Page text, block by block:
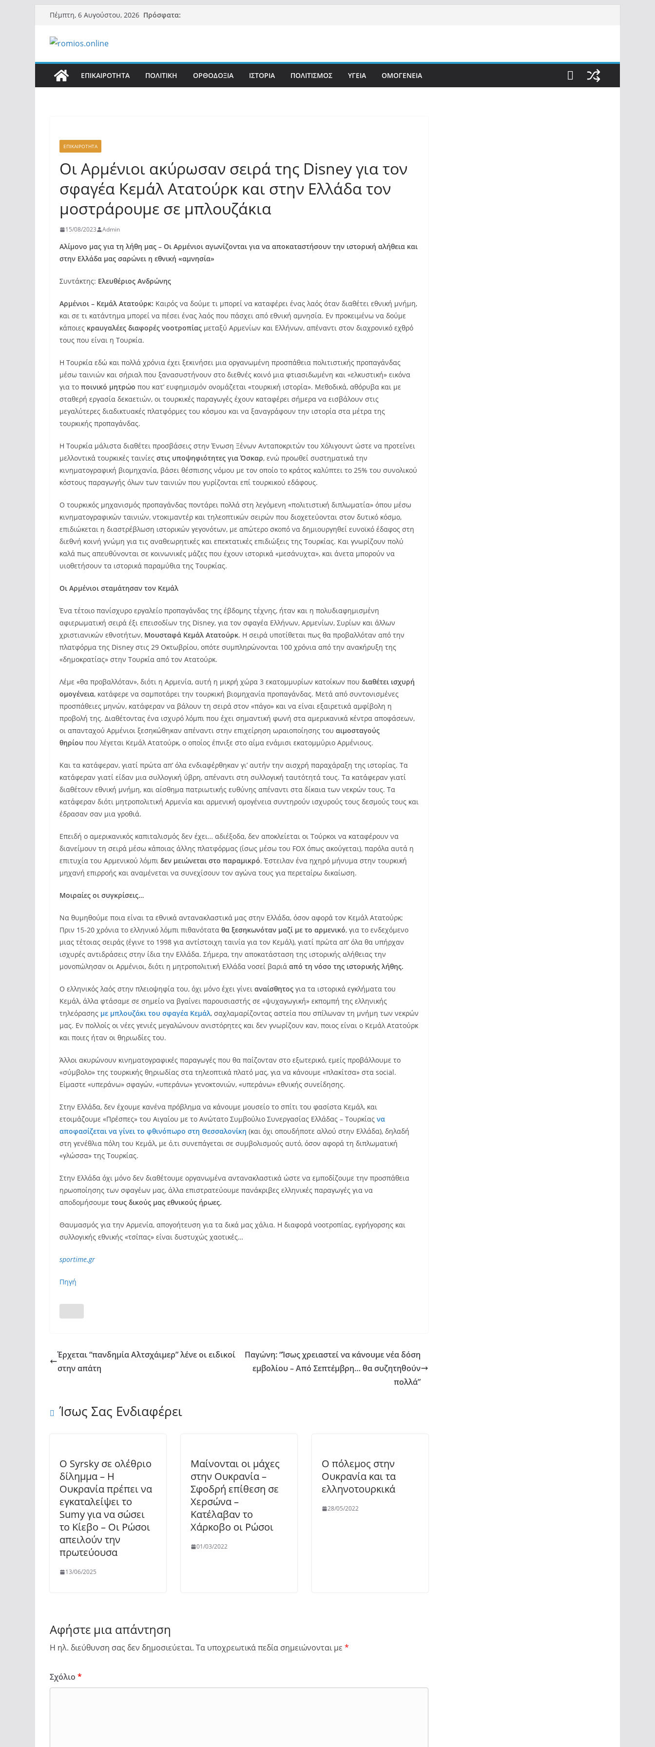
Μετάβαση
περιεχόμενο
Πέμπτη, 6 Αυγούστου, 2026 Πρόσφατα:
ΕΠΙΚΑΙΡΟΤΗΤΑ ΠΟΛΙΤΙΚΗ ΟΡΘΟΔΟΞΙΑ ΙΣΤΟΡΙΑ ΠΟΛΙΤΙΣΜΟΣ ΥΓΕΙΑ ΟΜΟΓΕΝΕΙΑ
ΕΠΙΚΑΙΡΟΤΗΤΑ
Οι Αρμένιοι ακύρωσαν σειρά της Disney για τον
σφαγέα Κεμάλ Ατατούρκ και στην Ελλάδα τον
μοστράρουμε σε μπλουζάκια
15/08/2023 Admin
Αλίμονο μας για τη λήθη μας – Οι Αρμένιοι αγωνίζονται για να αποκαταστήσουν την ιστορική αλήθεια και
στην Ελλάδα μας σαρώνει η εθνική «αμνησία»
Συντάκτης: Ελευθέριος Ανδρώνης
Αρμένιοι – Κεμάλ Ατατούρκ: Καιρός να δούμε τι μπορεί να καταφέρει ένας λαός όταν διαθέτει εθνική μνήμη,
και σε τι κατάντημα μπορεί να πέσει ένας λαός που πάσχει από εθνική αμνησία. Εν προκειμένω να δούμε
κάποιες κραυγαλέες διαφορές νοοτροπίας μεταξύ Αρμενίων και Ελλήνων, απέναντι στον διαχρονικό εχθρό
τους που είναι η Τουρκία.
Η Τουρκία εδώ και πολλά χρόνια έχει ξεκινήσει μια οργανωμένη προσπάθεια πολιτιστικής προπαγάνδας
μέσω ταινιών και σήριαλ που ξανασυστήνουν στο διεθνές κοινό μια φτιασιδωμένη και «ελκυστική» εικόνα
για το ποινικό μητρώο που κατ’ ευφημισμόν ονομάζεται «τουρκική ιστορία». Μεθοδικά, αθόρυβα και με
σταθερή εργασία δεκαετιών, οι τουρκικές παραγωγές έχουν καταφέρει σήμερα να εισβάλουν στις
μεγαλύτερες διαδικτυακές πλατφόρμες του κόσμου και να ξαναγράφουν την ιστορία στα μέτρα της
τουρκικής προπαγάνδας.
Η Τουρκία μάλιστα διαθέτει προσβάσεις στην Ένωση Ξένων Ανταποκριτών του Χόλιγουντ ώστε να προτείνει
μελλοντικά τουρκικές ταινίες στις υποψηφιότητες για Όσκαρ, ενώ προωθεί συστηματικά την
κινηματογραφική βιομηχανία, βάσει θέσπισης νόμου με τον οποίο το κράτος καλύπτει το 25% του συνολικού
κόστους παραγωγής όλων των ταινιών που γυρίζονται επί τουρκικού εδάφους.
Ο τουρκικός μηχανισμός προπαγάνδας ποντάρει πολλά στη λεγόμενη «πολιτιστική διπλωματία» όπου μέσω
κινηματογραφικών ταινιών, ντοκιμαντέρ και τηλεοπτικών σειρών που διοχετεύονται στον δυτικό κόσμο,
επιδιώκεται η διαστρέβλωση ιστορικών γεγονότων, με απώτερο σκοπό να δημιουργηθεί ευνοϊκό έδαφος στη
διεθνή κοινή γνώμη για τις αναθεωρητικές και επεκτατικές επιδιώξεις της Τουρκίας. Και γνωρίζουν πολύ
καλά πως απευθύνονται σε κοινωνικές μάζες που έχουν ιστορικά «μεσάνυχτα», και άνετα μπορούν να
υιοθετήσουν τα ιστορικά παραμύθια της Τουρκίας.
Οι Αρμένιοι σταμάτησαν τον Κεμάλ
Ένα τέτοιο πανίσχυρο εργαλείο προπαγάνδας της έβδομης τέχνης, ήταν και η πολυδιαφημισμένη
αφιερωματική σειρά έξι επεισοδίων της Disney, για τον σφαγέα Ελλήνων, Αρμενίων, Συρίων και άλλων
χριστιανικών εθνοτήτων, Μουσταφά Κεμάλ Ατατούρκ. Η σειρά υποτίθεται πως θα προβαλλόταν από την
πλατφόρμα της Disney στις 29 Οκτωβρίου, οπότε συμπληρώνονται 100 χρόνια από την ανακήρυξη της
«δημοκρατίας» στην Τουρκία από τον Ατατούρκ.
Λέμε «θα προβαλλόταν», διότι η Αρμενία, αυτή η μικρή χώρα 3 εκατομμυρίων κατοίκων που διαθέτει ισχυρή
ομογένεια, κατάφερε να σαμποτάρει την τουρκική βιομηχανία προπαγάνδας. Μετά από συντονισμένες
προσπάθειες μηνών, κατάφεραν να βάλουν τη σειρά στον «πάγο» και να είναι εξαιρετικά αμφίβολη η
προβολή της. Διαθέτοντας ένα ισχυρό λόμπι που έχει σημαντική φωνή στα αμερικανικά κέντρα αποφάσεων,
οι απανταχού Αρμένιοι ξεσηκώθηκαν απέναντι στην επιχείρηση ωραιοποίησης του αιμοσταγούς
θηρίου που λέγεται Κεμάλ Ατατούρκ, ο οποίος έπνιξε στο αίμα ενάμισι εκατομμύριο Αρμένιους.
Και τα κατάφεραν, γιατί πρώτα απ’ όλα ενδιαφέρθηκαν γι’ αυτήν την αισχρή παραχάραξη της ιστορίας. Τα
κατάφεραν γιατί είδαν μια συλλογική ύβρη, απέναντι στη συλλογική ταυτότητά τους. Τα κατάφεραν γιατί
διαθέτουν εθνική μνήμη, και αίσθημα πατριωτικής ευθύνης απέναντι στα δίκαια των νεκρών τους. Τα
κατάφεραν διότι μητροπολιτική Αρμενία και αρμενική ομογένεια συντηρούν ισχυρούς τους δεσμούς τους και
έδρασαν σαν μια γροθιά.
Επειδή ο αμερικανικός καπιταλισμός δεν έχει… αδιέξοδα, δεν αποκλείεται οι Τούρκοι να καταφέρουν να
διανείμουν τη σειρά μέσω κάποιας άλλης πλατφόρμας (ίσως μέσω του FOX όπως ακούγεται), παρόλα αυτά η
επιτυχία του Αρμενικού λόμπι δεν μειώνεται στο παραμικρό. Έστειλαν ένα ηχηρό μήνυμα στην τουρκική
μηχανή επιρροής και αναμένεται να συνεχίσουν τον αγώνα τους για περεταίρω δικαίωση.
Μοιραίες οι συγκρίσεις…
Να θυμηθούμε ποια είναι τα εθνικά αντανακλαστικά μας στην Ελλάδα, όσον αφορά τον Κεμάλ Ατατούρκ;
Πριν 15-20 χρόνια το ελληνικό λόμπι πιθανότατα θα ξεσηκωνόταν μαζί με το αρμενικό, για το ενδεχόμενο
μιας τέτοιας σειράς (έγινε το 1998 για αντίστοιχη ταινία για τον Κεμάλ), γιατί πρώτα απ’ όλα θα υπήρχαν
ισχυρές αντιδράσεις στην ίδια την Ελλάδα. Σήμερα, την αποκατάσταση της ιστορικής αλήθειας την
μονοπώλησαν οι Αρμένιοι, διότι η μητροπολιτική Ελλάδα νοσεί βαριά από τη νόσο της ιστορικής λήθης.
Ο ελληνικός λαός στην πλειοψηφία του, όχι μόνο έχει γίνει αναίσθητος για τα ιστορικά εγκλήματα του
Κεμάλ, άλλα φτάσαμε σε σημείο να βγαίνει παρουσιαστής σε «ψυχαγωγική» εκπομπή της ελληνικής
τηλεόρασης με μπλουζάκι του σφαγέα Κεμάλ, σαχλαμαρίζοντας αστεία που σπίλωναν τη μνήμη των νεκρών
μας. Εν πολλοίς οι νέες γενιές μεγαλώνουν ανιστόρητες και δεν γνωρίζουν καν, ποιος είναι ο Κεμάλ Ατατούρκ
και ποιες ήταν οι θηριωδίες του.
Άλλοι ακυρώνουν κινηματογραφικές παραγωγές που θα παίζονταν στο εξωτερικό, εμείς προβάλλουμε το
«σύμβολο» της τουρκικής θηριωδίας στα τηλεοπτικά πλατό μας, για να κάνουμε «πλακίτσα» στα social.
Είμαστε «υπεράνω» σφαγών, «υπεράνω» γενοκτονιών, «υπεράνω» εθνικής συνείδησης.
Στην Ελλάδα, δεν έχουμε κανένα πρόβλημα να κάνουμε μουσείο το σπίτι του φασίστα Κεμάλ, και
ετοιμάζουμε «Πρέσπες» του Αιγαίου με το Ανώτατο Συμβούλιο Συνεργασίας Ελλάδας – Τουρκίας να
αποφασίζεται να γίνει το φθινόπωρο στη Θεσσαλονίκη (και όχι οπουδήποτε αλλού στην Ελλάδα), δηλαδή
στη γενέθλια πόλη του Κεμάλ, με ό,τι συνεπάγεται σε συμβολισμούς αυτό, όσον αφορά τη διπλωματική
«γλώσσα» της Τουρκίας.
Στην Ελλάδα όχι μόνο δεν διαθέτουμε οργανωμένα αντανακλαστικά ώστε να εμποδίζουμε την προσπάθεια
ηρωοποίησης των σφαγέων μας, άλλα επιστρατεύουμε πανάκριβες ελληνικές παραγωγές για να
αποδομήσουμε τους δικούς μας εθνικούς ήρωες.
Θαυμασμός για την Αρμενία, απογοήτευση για τα δικά μας χάλια. Η διαφορά νοοτροπίας, εγρήγορσης και
συλλογικής εθνικής «τσίπας» είναι δυστυχώς χαοτικές…
sportime.gr
Πηγή
Έρχεται “πανδημία Αλτσχάιμερ” λένε οι ειδικοί
στην απάτη
Παγώνη: “Ίσως χρειαστεί να κάνουμε νέα δόση
εμβολίου – Από Σεπτέμβρη… θα συζητηθούν
πολλά”
Ίσως Σας Ενδιαφέρει
Ο Syrsky σε ολέθριο
δίλημμα – Η
Ουκρανία πρέπει να
εγκαταλείψει το
Sumy για να σώσει
το Κίεβο – Οι Ρώσοι
απειλούν την
πρωτεύουσα
13/06/2025
Μαίνονται οι μάχες
στην Ουκρανία –
Σφοδρή επίθεση σε
Χερσώνα –
Κατέλαβαν το
Χάρκοβο οι Ρώσοι
01/03/2022
Ο πόλεμος στην
Ουκρανία και τα
ελληνοτουρκικά
28/05/2022
Αφήστε μια απάντηση
Η ηλ. διεύθυνση σας δεν δημοσιεύεται. Τα υποχρεωτικά πεδία σημειώνονται με *
Σχόλιο *